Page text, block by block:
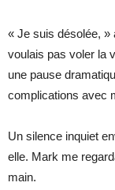
« Je suis désolée, »
voulais pas voler la
une pause
complications avec
Un silence inquiet
elle. Mark me
main.